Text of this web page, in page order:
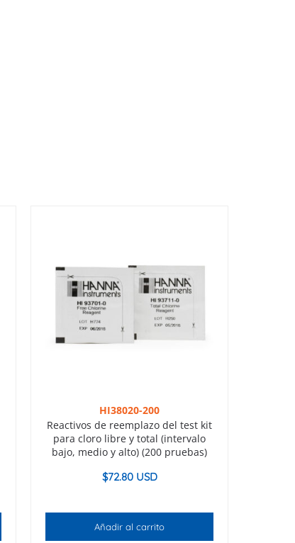
HI38020-200
Reactivos de reemplazo del test kit
para cloro libre y total (intervalo
bajo, medio y alto) (200 pruebas)
$72.80 USD
Añadir al carrito